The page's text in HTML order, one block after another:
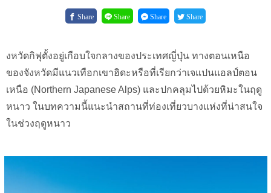
Share Share Share Share
งหวัดกิฟุตั้งอยู่เกือบใจกลางของประเทศญี่ปุ่น ทางตอนเหนือ
ของจังหวัดมีแนวเทือกเขาฮิดะหรือที่เรียกว่าเจแปนแอลป์ตอน
เหนือ (Northern Japanese Alps) และปกคลุมไปด้วยหิมะในฤดู
หนาว ในบทความนี้แนะนำสถานที่ท่องเที่ยวบางแห่งที่น่าสนใจ
ในช่วงฤดูหนาว